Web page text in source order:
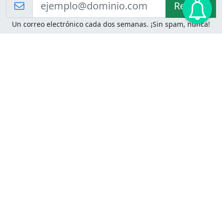
Recibir!
Un correo electrónico cada dos semanas. ¡Sin spam, nunca!